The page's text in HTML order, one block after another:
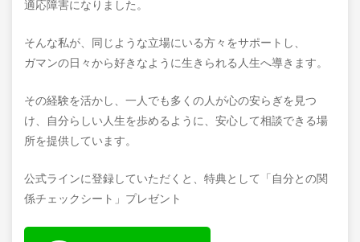
適応障害になりました。
そんな私が、同じような立場にいる方々をサポートし、
ガマンの日々から好きなように生きられる人生へ導きます。
その経験を活かし、一人でも多くの人が心の安らぎを見つ
け、自分らしい人生を歩めるように、安心して相談できる場
所を提供しています。
公式ラインに登録していただくと、特典として「自分との関
係チェックシート」プレゼント